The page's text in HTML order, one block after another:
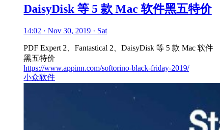
DaisyDisk 等 5 款 Mac 软件黑五特价
14:02 · Nov 30, 2019 · Sat
PDF Expert 2、Fantastical 2、DaisyDisk 等 5 款 Mac 软件
黑五特价
https://www.appinn.com/softorino-black-friday-2019/
小众软件